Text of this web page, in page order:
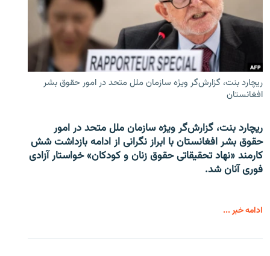
ریچارد بنت، گزارش‌گر ویژه سازمان ملل متحد در امور حقوق بشر
افغانستان
ریچارد بنت، گزارش‌گر ویژه سازمان ملل متحد در امور
حقوق بشر افغانستان با ابراز نگرانی از ادامه بازداشت شش
کارمند «نهاد تحقیقاتی حقوق زنان و کودکان» خواستار آزادی
فوری آنان شد.
ادامه خبر ...